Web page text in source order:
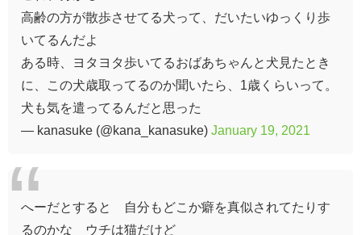
高齢の方が散歩させてる犬って、だいたいゆっくり歩
いてるんだよ
ある時、ヨタヨタ歩いてるおばあちゃんと犬見たとき
に、この犬歳取ってるのか聞いたら、1歳くらいって。
犬も気を遣ってるんだと思った
— kanasuke (@kana_kanasuke) January 19, 2021
へーだとすると 自分もどこか癖を真似されてたりす
るのかな ウチは猫だけど